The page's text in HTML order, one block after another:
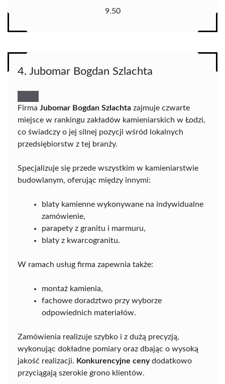
9.50
4. Jubomar Bogdan Szlachta
Firma Jubomar Bogdan Szlachta zajmuje czwarte
miejsce w rankingu zakładów kamieniarskich w Łodzi,
co świadczy o jej silnej pozycji wśród lokalnych
przedsiębiorstw z tej branży.
Specjalizuje się przede wszystkim w kamieniarstwie
budowlanym, oferując między innymi:
blaty kamienne wykonywane na indywidualne
zamówienie,
parapety z granitu i marmuru,
blaty z kwarcogranitu.
W ramach usług firma zapewnia także:
montaż kamienia,
fachowe doradztwo przy wyborze
odpowiednich materiałów.
Zamówienia realizuje szybko i z dużą precyzją,
wykonując dokładne pomiary oraz dbając o wysoką
jakość realizacji. Konkurencyjne cenydodatkowo
przyciągają szerokie grono klientów.